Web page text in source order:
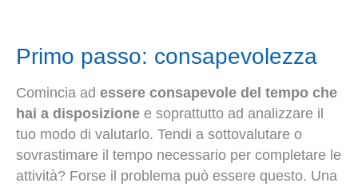
Primo passo: consapevolezza
Comincia ad essere consapevole del tempo che
hai a disposizione e soprattutto ad analizzare il
tuo modo di valutarlo. Tendi a sottovalutare o
sovrastimare il tempo necessario per completare le
attività? Forse il problema può essere questo. Una